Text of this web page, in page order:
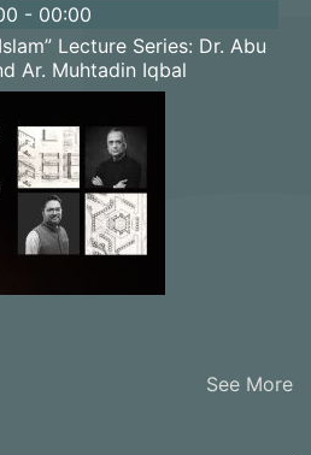
- 00:00
Lecture Series: Dr. Abu
Ar. Muhtadin Iqbal
See More